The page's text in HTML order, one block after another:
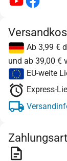
Ab 3,99 €
und ab 39,00 €
EU-weite
Express-